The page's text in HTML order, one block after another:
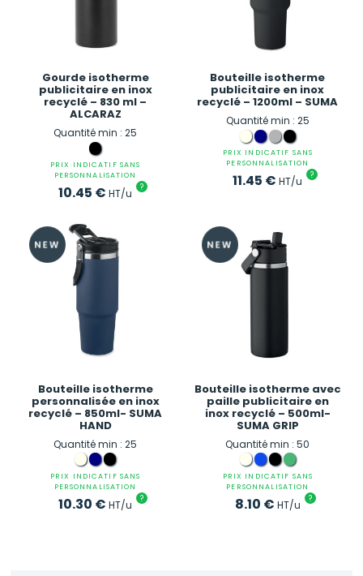
Gourde isotherme
publicitaire en inox
recyclé – 830 ml –
ALCARAZ
Quantité min : 25
PRIX INDICATIF SANS
PERSONNALISATION
10.45 € HT/u ?
Bouteille isotherme
publicitaire en inox
recyclé – 1200ml – SUMA
Quantité min : 25
PRIX INDICATIF SANS
PERSONNALISATION
11.45 € HT/u ?
Bouteille isotherme
personnalisée en inox
recyclé – 850ml- SUMA
HAND
Quantité min : 25
PRIX INDICATIF SANS
PERSONNALISATION
10.30 € HT/u ?
Bouteille isotherme avec
paille publicitaire en
inox recyclé – 500ml-
SUMA GRIP
Quantité min : 50
PRIX INDICATIF SANS
PERSONNALISATION
8.10 € HT/u ?